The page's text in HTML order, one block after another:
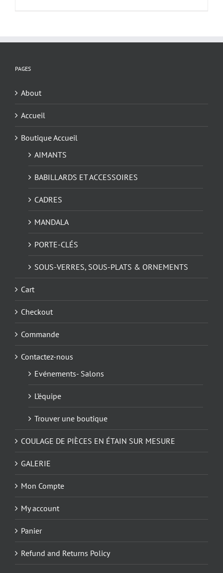
PAGES
About
Accueil
Boutique Accueil
AIMANTS
BABILLARDS ET ACCESSOIRES
CADRES
MANDALA
PORTE-CLÉS
SOUS-VERRES, SOUS-PLATS & ORNEMENTS
Cart
Checkout
Commande
Contactez-nous
Evénements- Salons
L’équipe
Trouver une boutique
COULAGE DE PIÈCES EN ÉTAIN SUR MESURE
GALERIE
Mon Compte
My account
Panier
Refund and Returns Policy